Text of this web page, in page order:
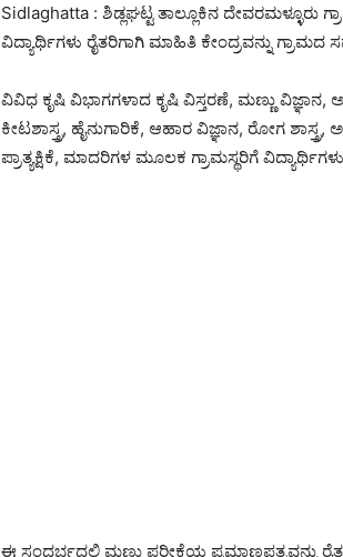
Sidlaghatta : ಶಿಡ್ಲಘಟ್ಟ ತಾಲ್ಲೂಕಿನ
ವಿದ್ಯಾರ್ಥಿಗಳು ರೈತರಿಗಾಗಿ ಮಾಹಿತಿ ಕೇಂದ್ರವನ್ನು
ವಿವಿಧ ಕೃಷಿ ವಿಭಾಗಗಳಾದ ಕೃಷಿ ವಿಸ್ತರಣೆ, ಮಣ್ಣು
ಕೀಟಶಾಸ್ತ್ರ, ಹೈನುಗಾರಿಕೆ, ಆಹಾರ ವಿಜ್ಞಾನ, ರೋಗ
ಪ್ರಾತ್ಯಕ್ಷಿಕೆ, ಮಾದರಿಗಳ ಮೂಲಕ ಗ್ರಾಮಸ್ಥರಿಗೆ
ಈ ಸಂದರ್ಭದಲ್ಲಿ ಮಣ್ಣು ಪರೀಕ್ಷೆಯ ಪ್ರಮಾಣಪತ್ರವನ್ನು